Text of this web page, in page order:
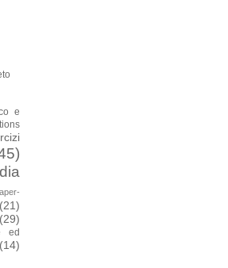
e
(21)
(29)
ed
(14)